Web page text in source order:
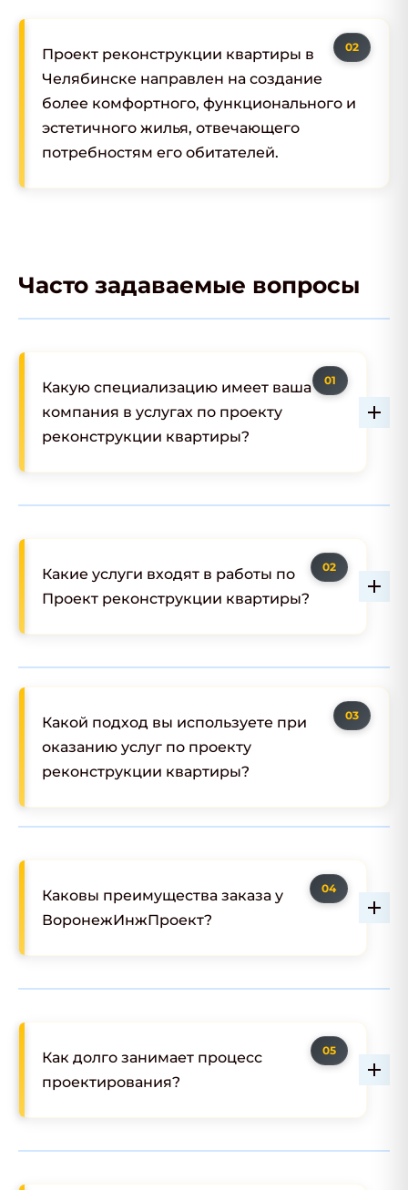
Проект реконструкции квартиры в
Челябинске направлен на создание
более комфортного, функционального и
эстетичного жилья, отвечающего
потребностям его обитателей.
Часто задаваемые вопросы
Какую специализацию имеет ваша
компания в услугах по проекту
реконструкции квартиры?
Какие услуги входят в работы по
Проект реконструкции квартиры?
Какой подход вы используете при
оказанию услуг по проекту
реконструкции квартиры?
Каковы преимущества заказа у
ВоронежИнжПроект?
Как долго занимает процесс
проектирования?